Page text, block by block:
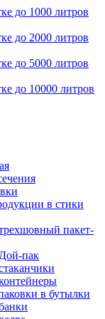
до 1000 литров
до 2000 литров
до 5000 литров
до 10000 литров
в стики
пакет-
пак
в бутылки